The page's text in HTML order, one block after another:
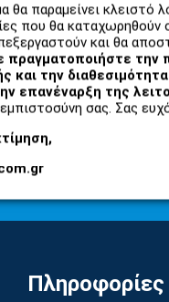
θα παραμείνει κλειστό
που θα καταχωρηθούν
και θα
πραγματοποιήστε την
την
επανέναρξη της
σας. Σας
μας για να
τα νέα μας
Πληροφορίες